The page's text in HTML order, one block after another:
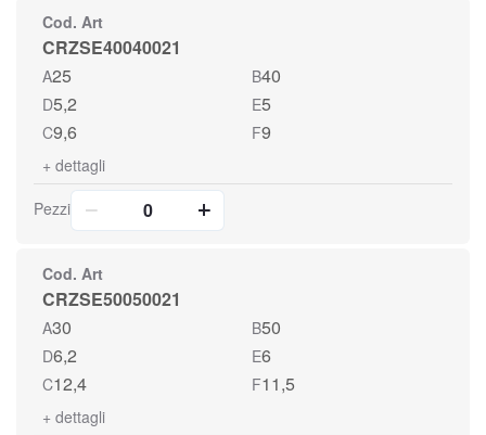
Cod. Art
CRZSE40040021
A25 B40
D5,2 E5
C9,6 F9
+ dettagli
Pezzi
Cod. Art
CRZSE50050021
A30 B50
D6,2 E6
C12,4 F11,5
+ dettagli